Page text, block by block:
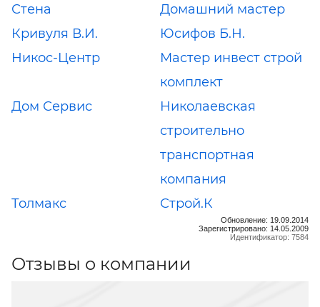
Стена
Домашний мастер
Кривуля В.И.
Юсифов Б.Н.
Никос-Центр
Мастер инвест строй
комплект
Дом Сервис
Николаевская
строительно
транспортная
компания
Толмакс
Строй.К
Обновление: 19.09.2014
Зарегистрировано: 14.05.2009
Идентификатор: 7584
Отзывы о компании